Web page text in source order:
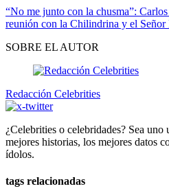
“No me junto con la chusma”:
reunión con la Chilindrina y el
SOBRE EL AUTOR
Redacción Celebrities
¿Celebrities o celebridades? Sea
mejores historias, los mejores datos
ídolos.
tags relacionadas